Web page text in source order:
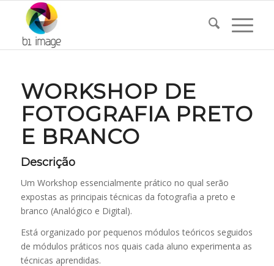
WORKSHOP DE
FOTOGRAFIA PRETO
E BRANCO
Descrição
Um Workshop essencialmente prático no qual serão
expostas as principais técnicas da fotografia a preto e
branco (Analógico e Digital).
Está organizado por pequenos módulos teóricos seguidos
de módulos práticos nos quais cada aluno experimenta as
técnicas aprendidas.